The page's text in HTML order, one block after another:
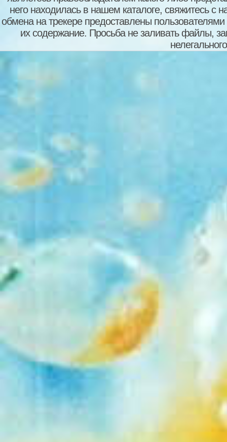
него находилась в нашем каталоге, свяжитесь
обмена на трекере предоставлены пользователями
их содержание. Просьба не заливать файлы,